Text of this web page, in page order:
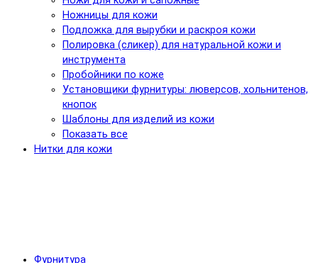
Ножницы для кожи
Подложка для вырубки и раскроя кожи
Полировка (сликер) для натуральной кожи и
инструмента
Пробойники по коже
Установщики фурнитуры: люверсов, хольнитенов,
кнопок
Шаблоны для изделий из кожи
Показать все
Нитки для кожи
Фурнитура